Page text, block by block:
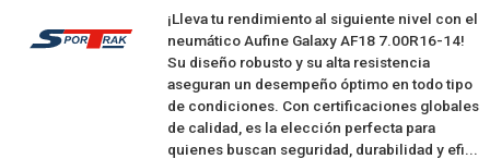
¡Lleva tu rendimiento al siguiente nivel con el
neumático Aufine Galaxy AF18 7.00R16-14!
Su diseño robusto y su alta resistencia
aseguran un desempeño óptimo en todo tipo
de condiciones. Con certificaciones globales
de calidad, es la elección perfecta para
quienes buscan seguridad, durabilidad y efi...